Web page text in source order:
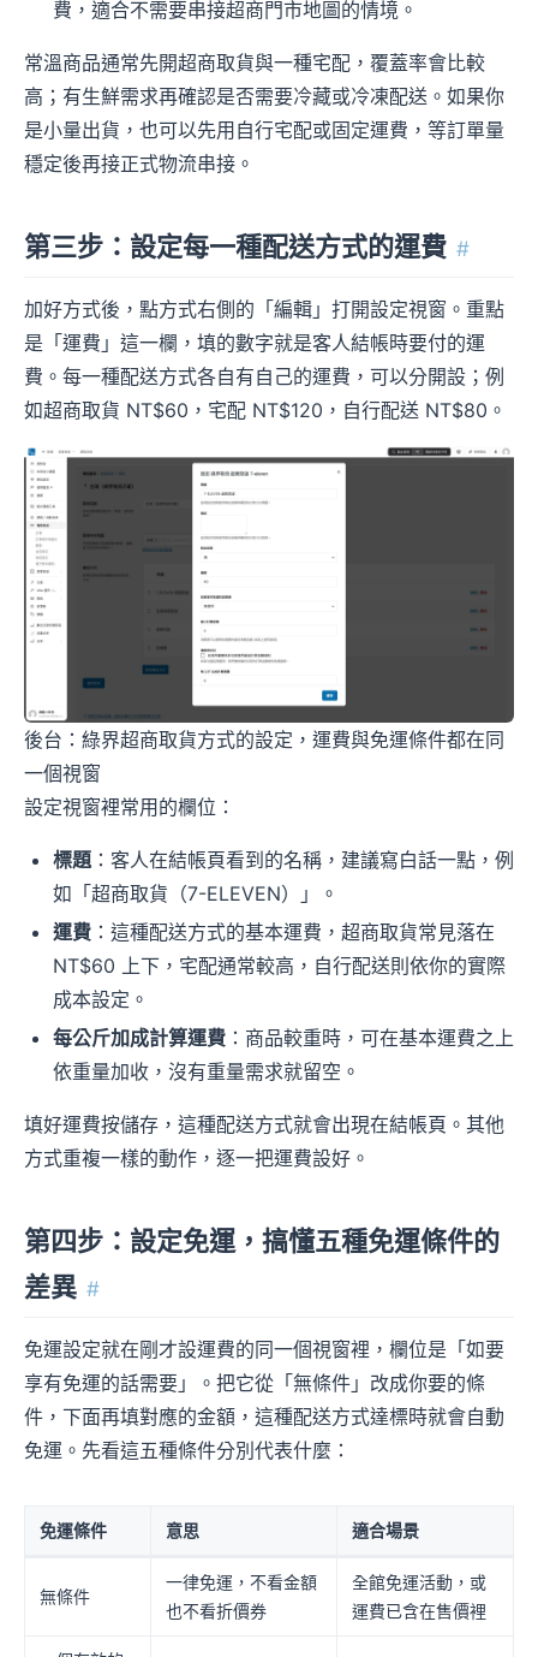
費，適合不需要串接超商門市地圖的情境。
常溫商品通常先開超商取貨與一種宅配，覆蓋率會比較
高；有生鮮需求再確認是否需要冷藏或冷凍配送。如果你
是小量出貨，也可以先用自行宅配或固定運費，等訂單量
穩定後再接正式物流串接。
第三步：設定每一種配送方式的運費 #
加好方式後，點方式右側的「編輯」打開設定視窗。重點
是「運費」這一欄，填的數字就是客人結帳時要付的運
費。每一種配送方式各自有自己的運費，可以分開設；例
如超商取貨 NT$60，宅配 NT$120，自行配送 NT$80。
後台：綠界超商取貨方式的設定，運費與免運條件都在同
一個視窗
設定視窗裡常用的欄位：
標題 ：客人在結帳頁看到的名稱，建議寫白話一點，例
如「超商取貨（7-ELEVEN）」。
運費 ：這種配送方式的基本運費，超商取貨常見落在
NT$60 上下，宅配通常較高，自行配送則依你的實際
成本設定。
每公斤加成計算運費 ：商品較重時，可在基本運費之上
依重量加收，沒有重量需求就留空。
填好運費按儲存，這種配送方式就會出現在結帳頁。其他
方式重複一樣的動作，逐一把運費設好。
第四步：設定免運，搞懂五種免運條件的
差異 #
免運設定就在剛才設運費的同一個視窗裡，欄位是「如要
享有免運的話需要」。把它從「無條件」改成你要的條
件，下面再填對應的金額，這種配送方式達標時就會自動
免運。先看這五種條件分別代表什麼：
免運條件 意思 適合場景
無條件
一律免運，不看金額
也不看折價券
全館免運活動，或
運費已含在售價裡